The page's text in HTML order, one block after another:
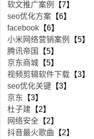
软文推广案例
【7】
seo优化方案 【6】
facebook 【6】
小米网络营销案例
【5】
腾讯帝国
【5】
京东商城 【5】
视频剪辑软件下载 【3】
seo优化关键 【3】
京东 【3】
杜子建 【2】
网络安全 【2】
抖音最火歌曲 【2】